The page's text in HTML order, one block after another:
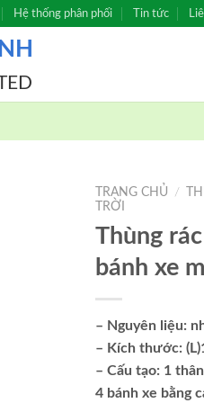
Hệ thống phân phối Tin tức
TRANG CHỦ /
TRỜI
Thùng
bánh xe
– Nguyên liệu:
– Kích thước:
– Cấu tạo: 1
4 bánh xe bằng